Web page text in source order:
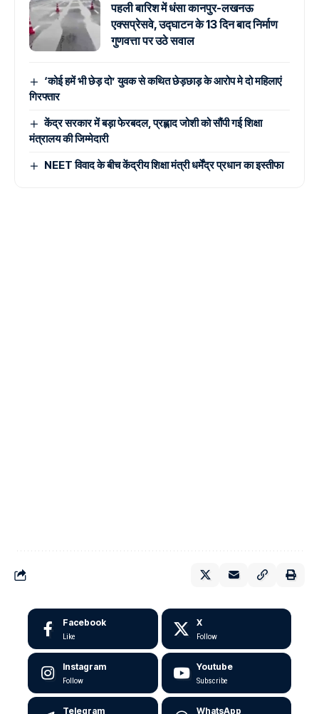
पहली बारिश में धंसा कानपुर-लखनऊ
एक्सप्रेसवे, उद्घाटन के 13 दिन बाद निर्माण
गुणवत्ता पर उठे सवाल
‘कोई हमें भी छेड़ दो’ युवक से कथित छेड़छाड़ के आरोप मे दो महिलाएं
गिरफ्तार
केंद्र सरकार में बड़ा फेरबदल, प्रह्लाद जोशी को सौंपी गई शिक्षा
मंत्रालय की जिम्मेदारी
NEET विवाद के बीच केंद्रीय शिक्षा मंत्री धर्मेंद्र प्रधान का इस्तीफा
Facebook
Like
X
Follow
Instagram
Follow
Youtube
Subscribe
Telegram WhatsApp